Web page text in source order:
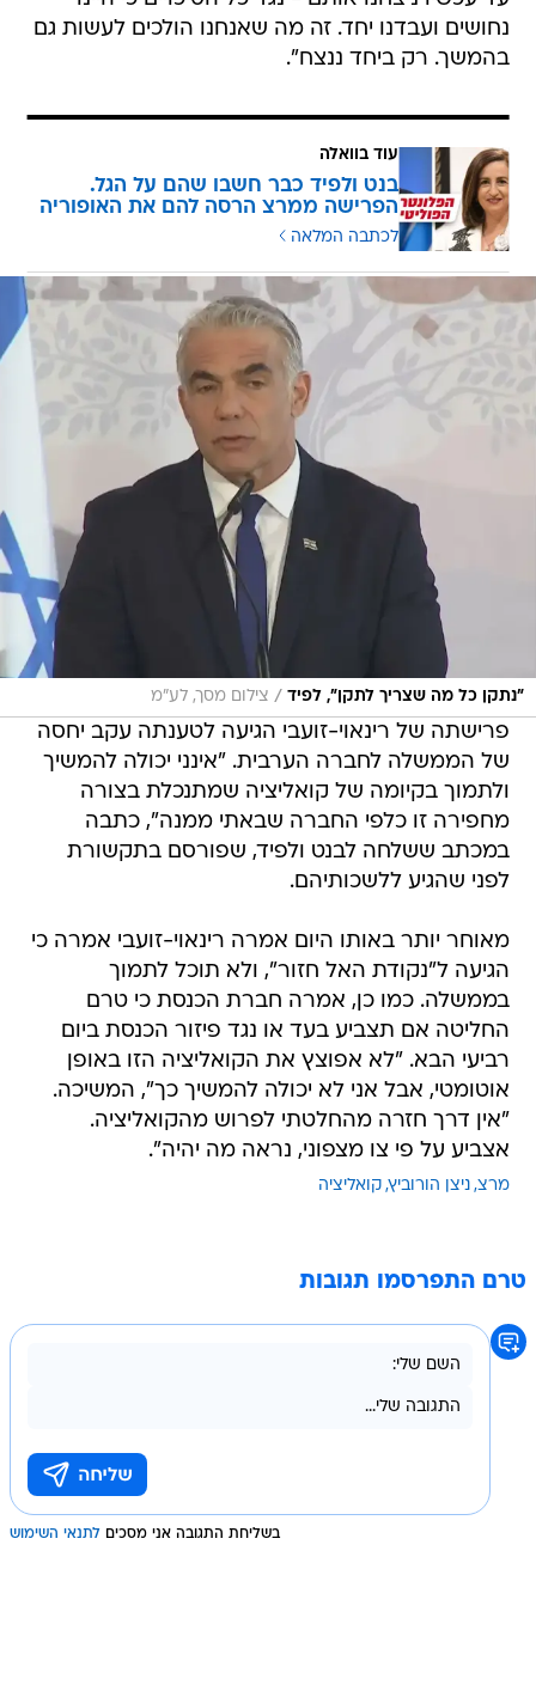
נחושים ועבדנו יחד. זה מה שאנחנו הולכים לעשות גם
בהמשך. רק ביחד ננצח".
עוד בוואלה
בנט ולפיד כבר חשבו שהם על הגל.
הפרישה ממרצ הרסה להם את האופוריה
לכתבה המלאה
"נתקן כל מה שצריך לתקן", לפיד / צילום מסך, לע"מ
פרישתה של רינאוי-זועבי הגיעה לטענתה עקב יחסה
של הממשלה לחברה הערבית. "אינני יכולה להמשיך
ולתמוך בקיומה של קואליציה שמתנכלת בצורה
מחפירה זו כלפי החברה שבאתי ממנה", כתבה
במכתב ששלחה לבנט ולפיד, שפורסם בתקשורת
לפני שהגיע ללשכותיהם.
מאוחר יותר באותו היום אמרה רינאוי-זועבי אמרה כי
הגיעה ל"נקודת האל חזור", ולא תוכל לתמוך
בממשלה. כמו כן, אמרה חברת הכנסת כי טרם
החליטה אם תצביע בעד או נגד פיזור הכנסת ביום
רביעי הבא. "לא אפוצץ את הקואליציה הזו באופן
אוטומטי, אבל אני לא יכולה להמשיך כך", המשיכה.
"אין דרך חזרה מהחלטתי לפרוש מהקואליציה.
אצביע על פי צו מצפוני, נראה מה יהיה".
מרצ ניצן הורוביץ קואליציה
טרם התפרסמו תגובות
בשליחת התגובה אני מסכים לתנאי השימוש